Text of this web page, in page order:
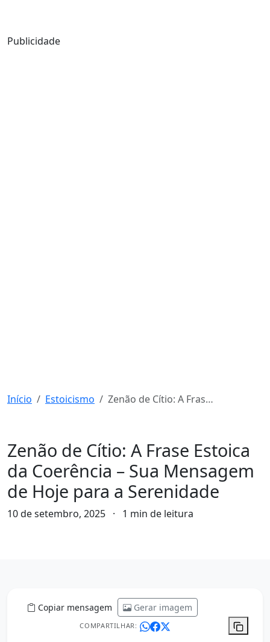
Publicidade
Início Estoicismo Zenão de Cítio: A Frase Estoica da Coerência – Sua Mensagem de Hoje para a Serenidade
Zenão de Cítio: A Frase Estoica
da Coerência – Sua Mensagem
de Hoje para a Serenidade
10 de setembro, 2025 · 1 min de leitura
Copiar mensagem Gerar imagem
COMPARTILHAR: